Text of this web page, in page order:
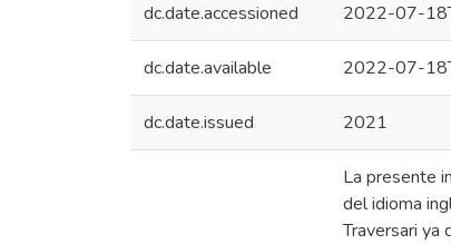
dc.date.accessioned 2022-07-
dc.date.available 2022-07-
dc.date.issued 2021
La presente
del idioma
Traversari ya